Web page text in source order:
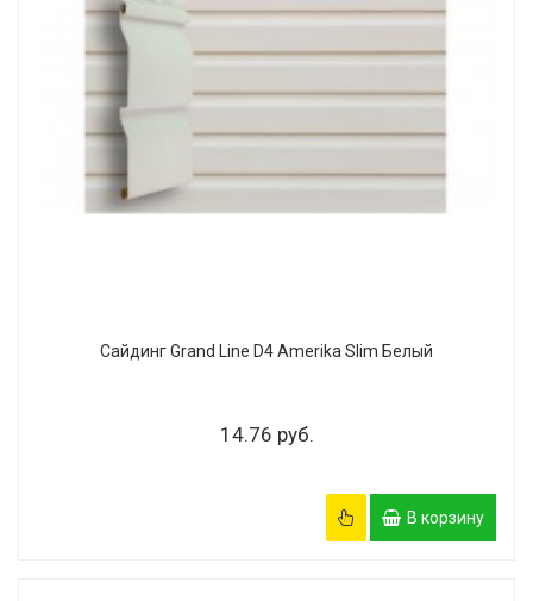
Сайдинг Grand Line D4 Amerika Slim Белый
14.76 руб.
В корзину